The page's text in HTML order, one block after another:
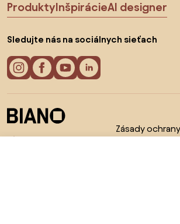
ProduktyInšpirácieAI designer
Sledujte nás na sociálnych sieťach
Zásady